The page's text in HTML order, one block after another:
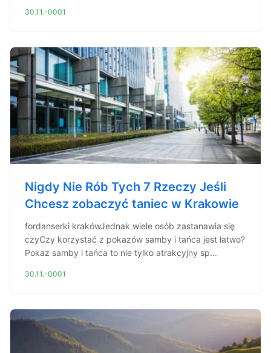
30.11.-0001
Nigdy Nie Rób Tych 7 Rzeczy Jeśli
Chcesz zobaczyć taniec w Krakowie
fordanserki krakówJednak wiele osób zastanawia się
czyCzy korzystać z pokazów samby i tańca jest łatwo?
Pokaz samby i tańca to nie tylko atrakcyjny sp...
30.11.-0001